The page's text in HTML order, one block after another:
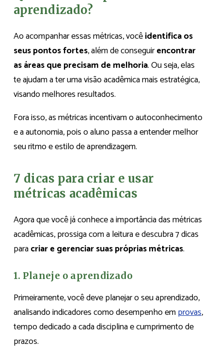
aprendizado?
Ao acompanhar essas métricas, vocêidentifica os
seus pontos fortes, além de conseguirencontrar
as áreas que precisam de melhoria. Ou seja, elas
te ajudam a ter uma visão acadêmica mais estratégica,
visando melhores resultados.
Fora isso, as métricas incentivam o autoconhecimento
e a autonomia, pois o aluno passa a entender melhor
seu ritmo e estilo de aprendizagem.
7 dicas para criar e usar
métricas acadêmicas
Agora que você já conhece a importância das métricas
acadêmicas, prossiga com a leitura e descubra 7 dicas
paracriar e gerenciar suas próprias métricas.
1. Planeje o aprendizado
Primeiramente, você deve planejar o seu aprendizado,
analisando indicadores como desempenho emprovas,
tempo dedicado a cada disciplina e cumprimento de
prazos.